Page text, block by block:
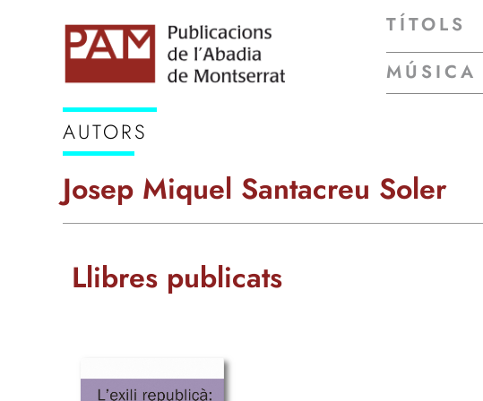
TÍTOLS
MÚSICA
AUTORS
Josep Miquel Santacreu Soler
Llibres publicats